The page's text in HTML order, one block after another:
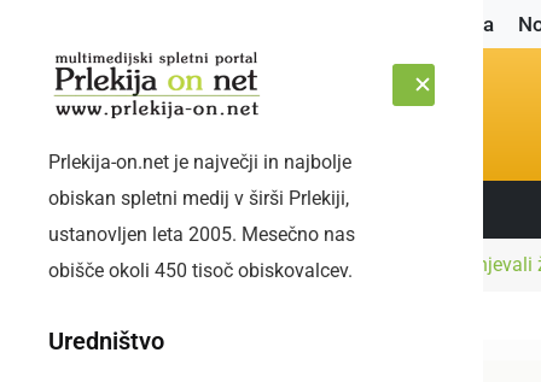
Naslovnica
PETEK, 7. AVGUST 2026 Sledite nam:
Prlekija-on.net je največji in najbolje
obiskan spletni medij v širši Prlekiji,
ustanovljen leta 2005. Mesečno nas
obišče okoli 450 tisoč obiskovalcev.
Uredništvo
Naslovnica NaravaGasilci s streh odstranjevali